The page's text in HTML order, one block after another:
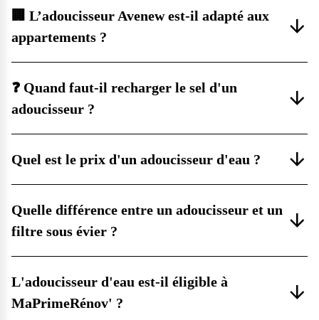
🏢 L’adoucisseur Avenew est-il adapté aux
appartements ?
❓ Quand faut-il recharger le sel d'un
adoucisseur ?
Quel est le prix d'un adoucisseur d'eau ?
Quelle différence entre un adoucisseur et un
filtre sous évier ?
L'adoucisseur d'eau est-il éligible à
MaPrimeRénov' ?